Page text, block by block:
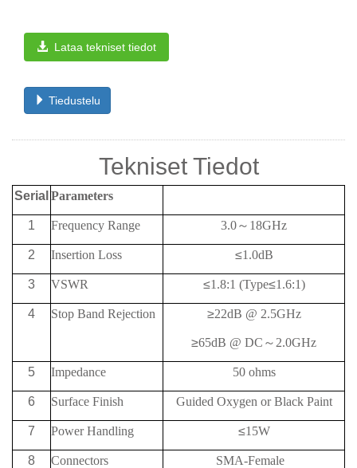
Lataa tekniset tiedot
Tiedustelu
Tekniset Tiedot
Serial Parameters
1 Frequency Range 3.0～ 18GHz
2 Insertion Loss ≤1.0dB
3 VSWR ≤1.8:1 (Type≤1.6:1)
4 Stop Band Rejection ≥22dB @ 2.5GHz
≥65dB @ DC ～ 2.0GHz
5 Impedance 50 ohms
6 Surface Finish Guided Oxygen or Black Paint
7 Power Handling ≤15W
8 Connectors SMA-Female